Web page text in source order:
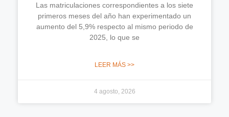
Las matriculaciones correspondientes a los siete
primeros meses del año han experimentado un
aumento del 5,9% respecto al mismo periodo de
2025, lo que se
LEER MÁS >>
4 agosto, 2026